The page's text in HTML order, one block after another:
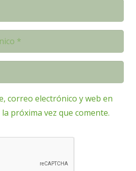
correo electrónico y web en
próxima vez que comente.